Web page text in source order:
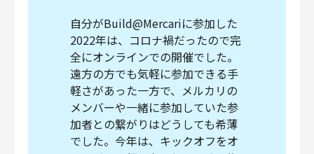
自分がBuild@Mercariに参加した
2022年は、コロナ禍だったので完
全にオンラインでの開催でした。
遠方の方でも気軽に参加できる手
軽さがあった一方で、メルカリの
メンバーや一緒に参加していた参
加者との繋がりはどうしても希薄
でした。今年は、キックオフをオ